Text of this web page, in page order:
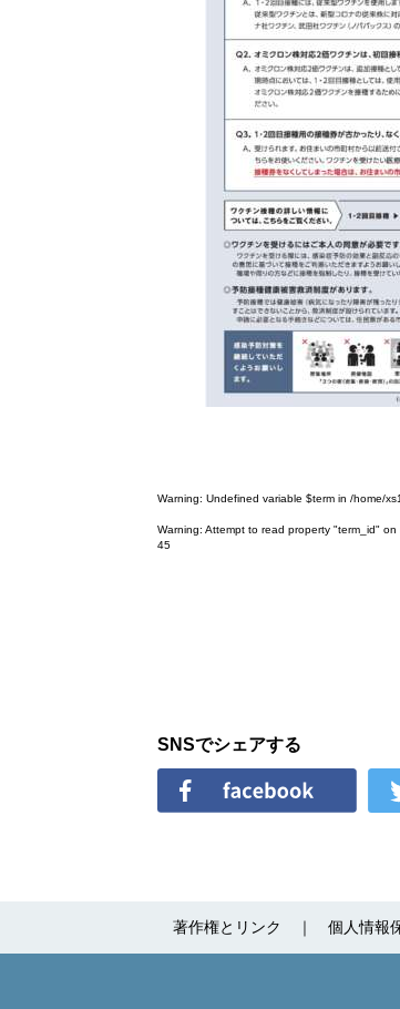
Warning: Undefined variable $term in /home/
Warning: Attempt to read property "term_id" on
45
SNSでシェアする
著作権とリンク 個人情報